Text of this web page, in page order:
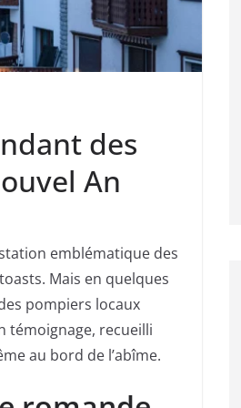
des
An
emblématique des
Mais en quelques
pompiers locaux
témoignage, recueilli
au bord de l’abîme.